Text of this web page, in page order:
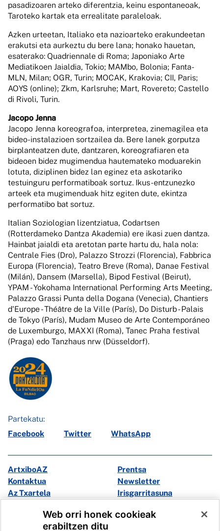
pasadizoaren arteko diferentzia, keinu espontaneoak,
Taroteko kartak eta errealitate paraleloak.
Azken urteetan, Italiako eta nazioarteko erakundeetan
erakutsi eta aurkeztu du bere lana; honako hauetan,
esaterako: Quadriennale di Roma; Japoniako Arte
Mediatikoen Jaialdia, Tokio; MAMbo, Bolonia; Fanta-
MLN, Milan; OGR, Turin; MOCAK, Krakovia; CII, Paris;
AOYS (online); Zkm, Karlsruhe; Mart, Rovereto; Castello
di Rivoli, Turin.
Jacopo Jenna
Jacopo Jenna koreografoa, interpretea, zinemagilea eta
bideo-instalazioen sortzailea da. Bere lanek gorputza
birplanteatzen dute, dantzaren, koreografiaren eta
bideoen bidez mugimendua hautemateko moduarekin
lotuta, diziplinen bidez lan eginez eta askotariko
testuinguru performatiboak sortuz. Ikus-entzunezko
arteek eta mugimenduak hitz egiten dute, ekintza
performatibo bat sortuz.
Italian Soziologian lizentziatua, Codartsen
(Rotterdameko Dantza Akademia) ere ikasi zuen dantza.
Hainbat jaialdi eta aretotan parte hartu du, hala nola:
Centrale Fies (Dro), Palazzo Strozzi (Florencia), Fabbrica
Europa (Florencia), Teatro Breve (Roma), Danae Festival
(Milán), Dansem (Marsella), Bipod Festival (Beirut),
YPAM - Yokohama International Performing Arts Meeting,
Palazzo Grassi Punta della Dogana (Venecia), Chantiers
d'Europe - Théâtre de la Ville (París), Do Disturb - Palais
de Tokyo (París), Mudam Museo de Arte Contemporáneo
de Luxemburgo, MAXXI (Roma), Tanec Praha festival
(Praga) edo Tanzhaus nrw (Düsseldorf).
Partekatu:
Facebook
Twitter WhatsApp
ArtxiboAZ
Prentsa
Kontaktua
Newsletter
Az Txartela
Irisgarritasuna
Web orri honek cookieak
erabiltzen ditu